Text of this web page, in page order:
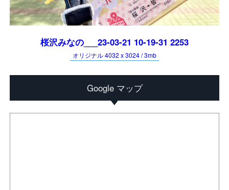
桜沢みなの___23-03-21 10-19-31 2253
オリジナル 4032 x 3024 / 3mb
Google マップ